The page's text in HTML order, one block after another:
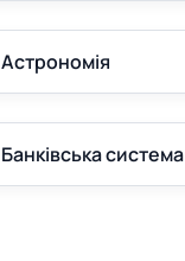
Астрономія
Банківська система